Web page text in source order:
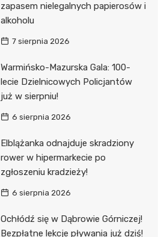
zapasem nielegalnych papierosów i
alkoholu
7 sierpnia 2026
Warmińsko-Mazurska Gala: 100-
lecie Dzielnicowych Policjantów
już w sierpniu!
6 sierpnia 2026
Elblążanka odnajduje skradziony
rower w hipermarkecie po
zgłoszeniu kradzieży!
6 sierpnia 2026
Ochłódź się w Dąbrowie Górniczej!
Bezpłatne lekcje pływania już dziś!